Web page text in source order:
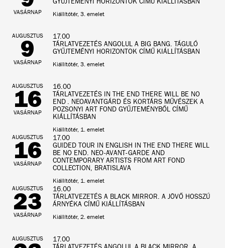
VASÁRNAP Kiállítótér, 3. emelet
17.00
TÁRLATVEZETÉS ANGOLUL A BIG BANG. TÁGULÓ
GYŰJTEMÉNYI HORIZONTOK CÍMŰ KIÁLLÍTÁSBAN
AUGUSZTUS
9
VASÁRNAP Kiállítótér, 3. emelet
16.00
TÁRLATVEZETÉS IN THE END THERE WILL BE NO
END . NEOAVANTGÁRD ÉS KORTÁRS MŰVÉSZEK A
POZSONYI ART FOND GYŰJTEMÉNYBŐL CÍMŰ
KIÁLLÍTÁSBAN
AUGUSZTUS
16
VASÁRNAP
Kiállítótér, 1. emelet
17.00
GUIDED TOUR IN ENGLISH IN THE END THERE WILL
BE NO END. NEO-AVANT-GARDE AND
CONTEMPORARY ARTISTS FROM ART FOND
COLLECTION, BRATISLAVA
AUGUSZTUS
16
VASÁRNAP
Kiállítótér, 1. emelet
16.00
TÁRLATVEZETÉS A BLACK MIRROR. A JÖVŐ HOSSZÚ
ÁRNYÉKA CÍMŰ KIÁLLÍTÁSBAN
AUGUSZTUS
23
VASÁRNAP Kiállítótér, 2. emelet
17.00
AUGUSZTUS